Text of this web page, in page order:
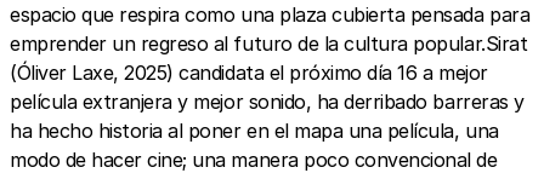
espacio que respira como una plaza cubierta pensada para
emprender un regreso al futuro de la cultura popular.‍Sirat
(Óliver Laxe, 2025) candidata el próximo día 16 a mejor
película extranjera y mejor sonido, ha derribado barreras y
ha hecho historia al poner en el mapa una película, una
modo de hacer cine; una manera poco convencional de